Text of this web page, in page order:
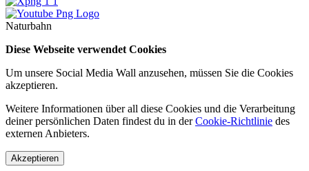
Naturbahn
Diese Webseite verwendet Cookies
Um unsere Social Media Wall anzusehen, müssen Sie die Cookies
akzeptieren.
Weitere Informationen über all diese Cookies und die Verarbeitung
deiner persönlichen Daten findest du in derCookie-Richtlinie des
externen Anbieters.
Akzeptieren